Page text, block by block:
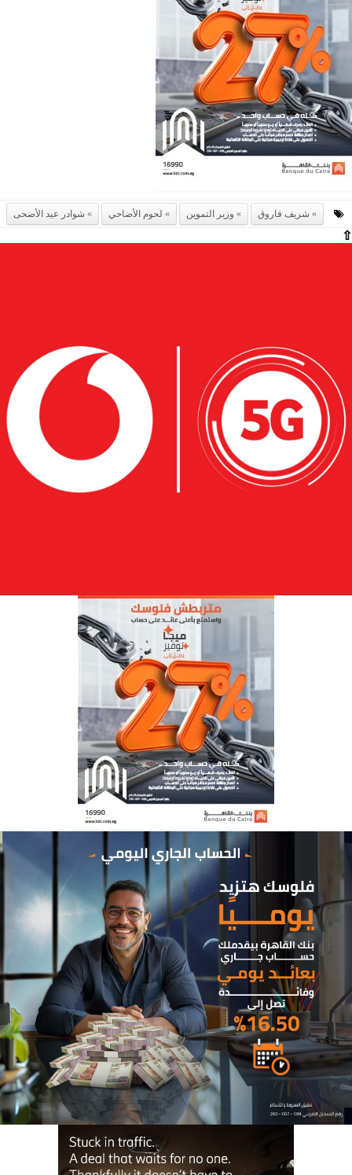
شريف فاروق وزير التموين لحوم الأضاحي شوادر عيد الأضحى
⇧